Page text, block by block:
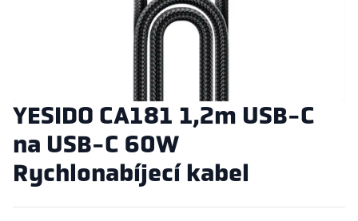
YESIDO CA181 1,2m USB-C
na USB-C 60W
Rychlonabíjecí kabel